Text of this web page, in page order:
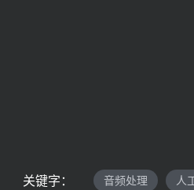
关键字： 音频处理 人